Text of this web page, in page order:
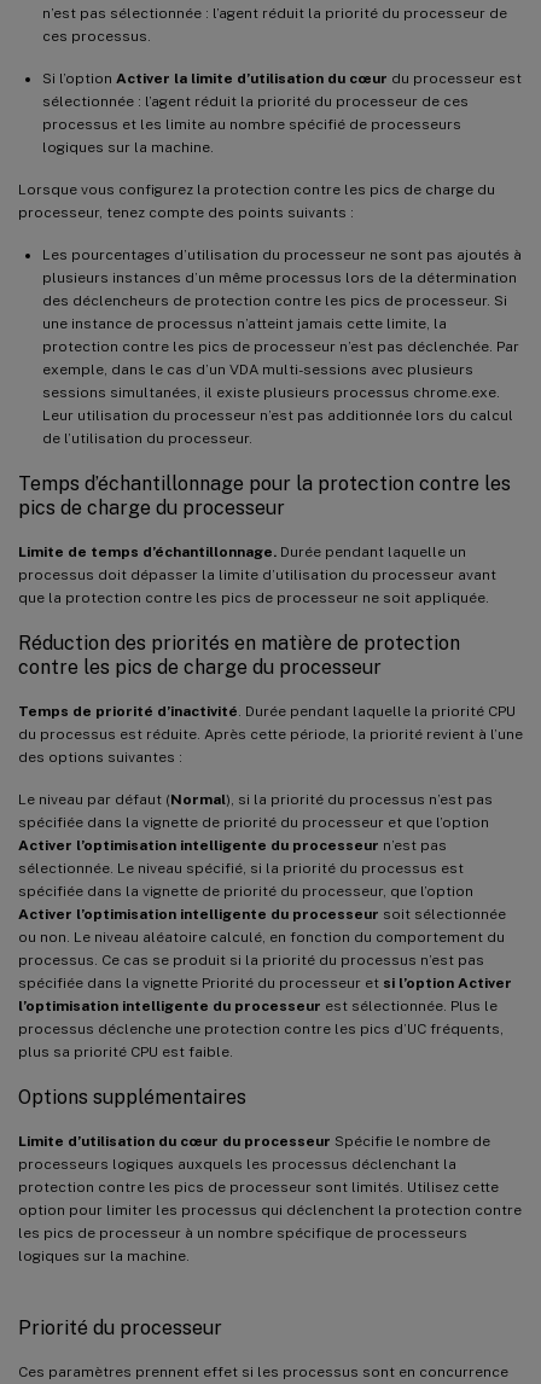
n’est pas sélectionnée : l’agent réduit la priorité du processeur de
ces processus.
Si l’option Activer la limite d’utilisation du cœur du processeur est
sélectionnée : l’agent réduit la priorité du processeur de ces
processus et les limite au nombre spécifié de processeurs
logiques sur la machine.
Lorsque vous configurez la protection contre les pics de charge du
processeur, tenez compte des points suivants :
Les pourcentages d’utilisation du processeur ne sont pas ajoutés à
plusieurs instances d’un même processus lors de la détermination
des déclencheurs de protection contre les pics de processeur. Si
une instance de processus n’atteint jamais cette limite, la
protection contre les pics de processeur n’est pas déclenchée. Par
exemple, dans le cas d’un VDA multi-sessions avec plusieurs
sessions simultanées, il existe plusieurs processus chrome.exe.
Leur utilisation du processeur n’est pas additionnée lors du calcul
de l’utilisation du processeur.
Temps d’échantillonnage pour la protection contre les
pics de charge du processeur
Limite de temps d’échantillonnage. Durée pendant laquelle un
processus doit dépasser la limite d’utilisation du processeur avant
que la protection contre les pics de processeur ne soit appliquée.
Réduction des priorités en matière de protection
contre les pics de charge du processeur
Temps de priorité d’inactivité . Durée pendant laquelle la priorité CPU
du processus est réduite. Après cette période, la priorité revient à l’une
des options suivantes :
Le niveau par défaut (Normal), si la priorité du processus n’est pas
spécifiée dans la vignette de priorité du processeur et que l’option
Activer l’optimisation intelligente du processeur n’est pas
sélectionnée. Le niveau spécifié, si la priorité du processus est
spécifiée dans la vignette de priorité du processeur, que l’option
Activer l’optimisation intelligente du processeur soit sélectionnée
ou non. Le niveau aléatoire calculé, en fonction du comportement du
processus. Ce cas se produit si la priorité du processus n’est pas
spécifiée dans la vignette Priorité du processeur et si l’option Activer
l’optimisation intelligente du processeur est sélectionnée. Plus le
processus déclenche une protection contre les pics d’UC fréquents,
plus sa priorité CPU est faible.
Options supplémentaires
Limite d’utilisation du cœur du processeur Spécifie le nombre de
processeurs logiques auxquels les processus déclenchant la
protection contre les pics de processeur sont limités. Utilisez cette
option pour limiter les processus qui déclenchent la protection contre
les pics de processeur à un nombre spécifique de processeurs
logiques sur la machine.
Priorité du processeur
Ces paramètres prennent effet si les processus sont en concurrence